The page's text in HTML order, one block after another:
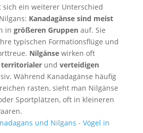
sich ein weiterer Unterschied
Kanadagänse sind meist
in größeren Gruppenauf. Sie
typischen Formationsflüge und
Nilgänsewirken oft
territorialerund verteidigen
Während Kanadagänse häufig
rasten, sieht man Nilgänse
Sportplätzen, oft in kleineren